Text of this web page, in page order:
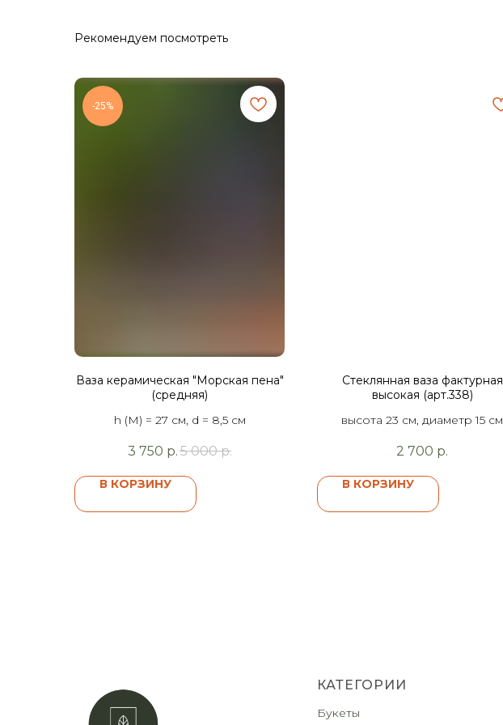
Рекомендуем посмотреть
-25%
Ваза керамическая "Морская пена"
(средняя)
h (M) = 27 см, d = 8,5 см
3 750 р.5 000 р.
В КОРЗИНУ
Стеклянная ваза фактурная
высокая (арт.338)
высота 23 см, диаметр 15 см
2 700 р.
В КОРЗИНУ
КАТЕГОРИИ
Букеты